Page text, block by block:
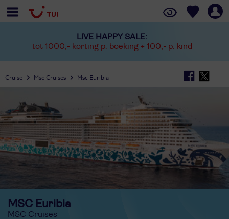
LIVE HAPPY SALE:
tot 1000,- korting p. boeking + 100,- p. kind
Cruise Msc Cruises Msc Euribia
MSC Euribia
MSC Cruises